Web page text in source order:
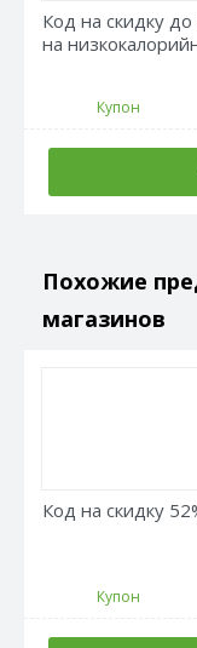
Код на скидку
на
Купон
Похожие
магазинов
Код на скидку
Купон